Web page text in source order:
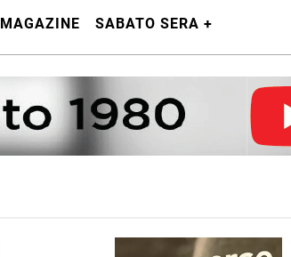
MAGAZINE SABATO SERA +